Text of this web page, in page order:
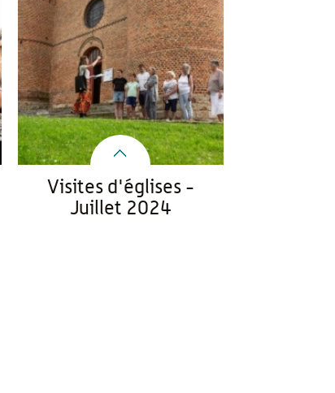
Visites d'églises -
Juillet 2024